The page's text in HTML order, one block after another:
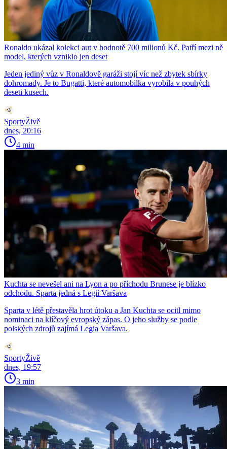
Ronaldo ukázal kolekci aut v hodnotě 700 milionů Kč. Patří mezi ně
model, kterých vzniklo jen deset
Jeden jediný vůz v Ronaldově garáži stojí víc než zbytek sbírky
dohromady. Je to Bugatti, které automobilka vyrobila v pouhých
deseti kusech.
SportyŽivě
dnes, 20:16
4 min
Kuchta se nevešel ani na Lyon a po příchodu Brunese je blízko
odchodu. Sparta jedná s Legií Varšava
Sparta v létě přestavěla hrot útoku a Jan Kuchta se ocitl mimo
nominaci na klíčový evropský zápas. O jeho služby se podle
polských zdrojů zajímá Legia Varšava.
SportyŽivě
dnes, 19:57
3 min